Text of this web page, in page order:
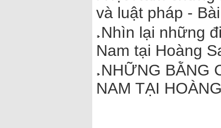
và luật pháp -
Nhìn lại những
Nam tại Hoàng
NHỮNG BẰNG
NAM TẠI